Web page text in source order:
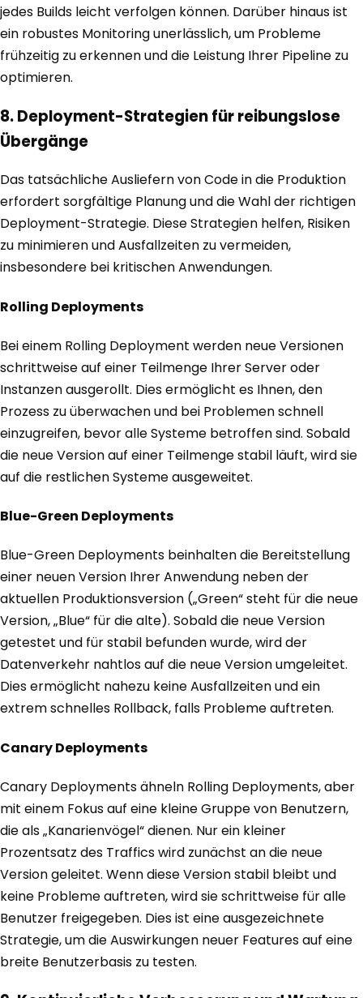
jedes Builds leicht verfolgen können. Darüber hinaus ist
ein robustes Monitoring unerlässlich, um Probleme
frühzeitig zu erkennen und die Leistung Ihrer Pipeline zu
optimieren.
8. Deployment-Strategien für reibungslose
Übergänge
Das tatsächliche Ausliefern von Code in die Produktion
erfordert sorgfältige Planung und die Wahl der richtigen
Deployment-Strategie. Diese Strategien helfen, Risiken
zu minimieren und Ausfallzeiten zu vermeiden,
insbesondere bei kritischen Anwendungen.
Rolling Deployments
Bei einem Rolling Deployment werden neue Versionen
schrittweise auf einer Teilmenge Ihrer Server oder
Instanzen ausgerollt. Dies ermöglicht es Ihnen, den
Prozess zu überwachen und bei Problemen schnell
einzugreifen, bevor alle Systeme betroffen sind. Sobald
die neue Version auf einer Teilmenge stabil läuft, wird sie
auf die restlichen Systeme ausgeweitet.
Blue-Green Deployments
Blue-Green Deployments beinhalten die Bereitstellung
einer neuen Version Ihrer Anwendung neben der
aktuellen Produktionsversion („Green“ steht für die neue
Version, „Blue“ für die alte). Sobald die neue Version
getestet und für stabil befunden wurde, wird der
Datenverkehr nahtlos auf die neue Version umgeleitet.
Dies ermöglicht nahezu keine Ausfallzeiten und ein
extrem schnelles Rollback, falls Probleme auftreten.
Canary Deployments
Canary Deployments ähneln Rolling Deployments, aber
mit einem Fokus auf eine kleine Gruppe von Benutzern,
die als „Kanarienvögel“ dienen. Nur ein kleiner
Prozentsatz des Traffics wird zunächst an die neue
Version geleitet. Wenn diese Version stabil bleibt und
keine Probleme auftreten, wird sie schrittweise für alle
Benutzer freigegeben. Dies ist eine ausgezeichnete
Strategie, um die Auswirkungen neuer Features auf eine
breite Benutzerbasis zu testen.